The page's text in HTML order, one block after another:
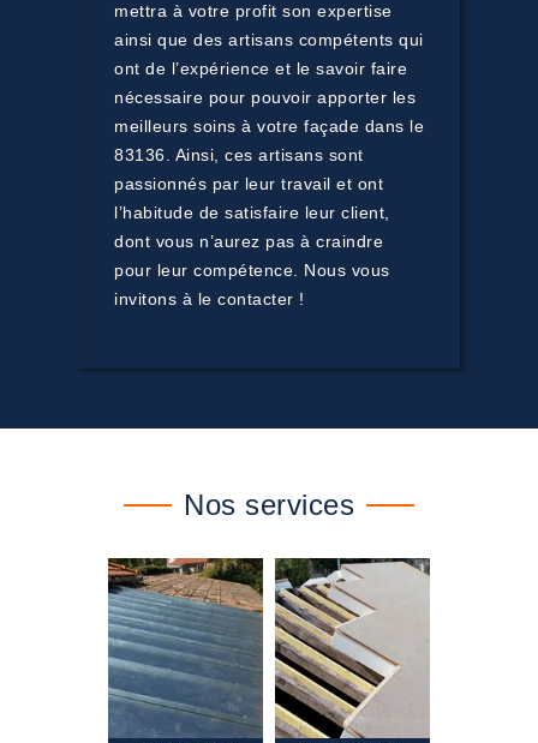
mettra à votre profit son expertise
ainsi que des artisans compétents qui
ont de l’expérience et le savoir faire
nécessaire pour pouvoir apporter les
meilleurs soins à votre façade dans le
83136. Ainsi, ces artisans sont
passionnés par leur travail et ont
l’habitude de satisfaire leur client,
dont vous n’aurez pas à craindre
pour leur compétence. Nous vous
invitons à le contacter !
Nos services